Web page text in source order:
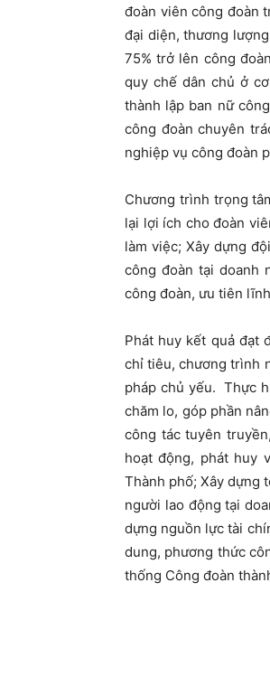
đoàn viên công đoàn
đại diện, thương
75% trở lên công
quy chế dân chủ ở
thành lập ban nữ
công đoàn chuyên
nghiệp vụ công đoàn
Chương trình trọng
lại lợi ích cho đoàn
làm việc;Xây dựng
công đoàn tại doanh
công đoàn, ưu tiên
Phát huy kết quả đạt
chỉ tiêu, chương trình
pháp chủ yếu. Thực
chăm lo, góp phần
công tác tuyên
hoạt động, phát huy
Thành phố; Xây dựng
người lao động tại
dựng nguồn lực tài
dung, phương thức
thống Công đoàn